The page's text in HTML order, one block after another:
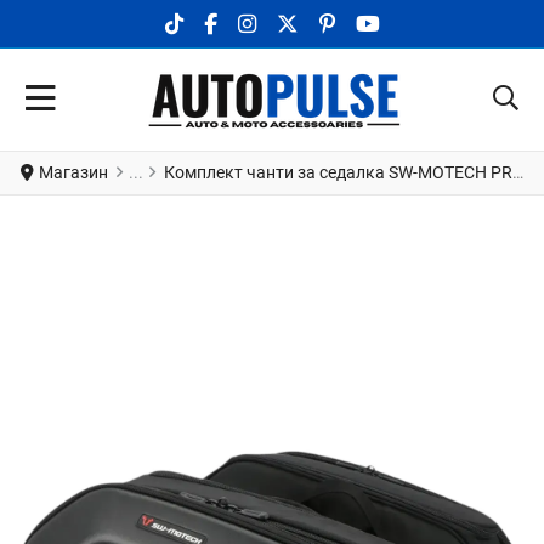
TIKTOK SOCIAL LINK
FACEBOOK SOCIAL LINK
INSTAGRAM SOCIAL LINK
X.COM SOCIAL LINK
PINTEREST SOCIAL LINK
YOUTUBE SOCIAL
Магазин Комплект чанти за седалка SW-MOTECH PRO BLAZE H SADDLEBAG SET MT-07 ABS 23